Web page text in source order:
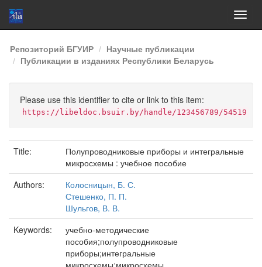
Skip
navigation
Репозиторий БГУИР
Научные публикации
Публикации в изданиях Республики Беларусь
Please use this identifier to cite or link to this item:
https://libeldoc.bsuir.by/handle/123456789/54519
Title:
Полупроводниковые приборы и интегральные
микросхемы : учебное пособие
Authors:
Колосницын, Б. С.
Стешенко, П. П.
Шульгов, В. В.
Keywords:
учебно-методические
пособия;полупроводниковые
приборы;интегральные
микросхемы;микросхемы